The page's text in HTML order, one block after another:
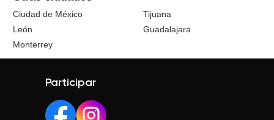
Ciudad de México
Tijuana
León
Guadalajara
Monterrey
Participar